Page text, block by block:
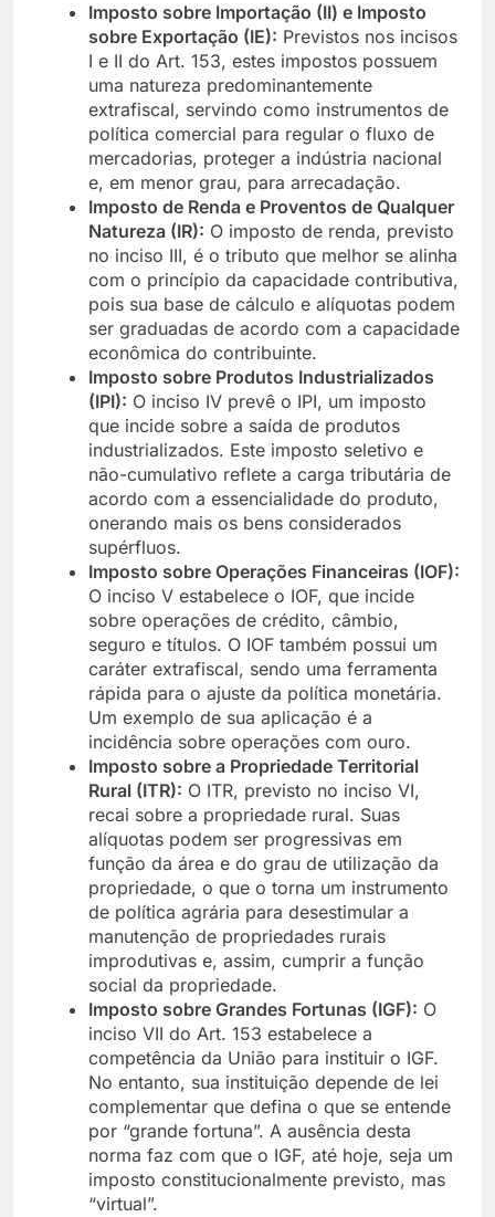
Imposto sobre Importação (II) e Imposto
sobre Exportação (IE): Previstos nos incisos
I e II do Art. 153, estes impostos possuem
uma natureza predominantemente
extrafiscal, servindo como instrumentos de
política comercial para regular o fluxo de
mercadorias, proteger a indústria nacional
e, em menor grau, para arrecadação.
Imposto de Renda e Proventos de Qualquer
Natureza (IR): O imposto de renda, previsto
no inciso III, é o tributo que melhor se alinha
com o princípio da capacidade contributiva,
pois sua base de cálculo e alíquotas podem
ser graduadas de acordo com a capacidade
econômica do contribuinte.
Imposto sobre Produtos Industrializados
(IPI): O inciso IV prevê o IPI, um imposto
que incide sobre a saída de produtos
industrializados. Este imposto seletivo e
não-cumulativo reflete a carga tributária de
acordo com a essencialidade do produto,
onerando mais os bens considerados
supérfluos.
Imposto sobre Operações Financeiras (IOF):
O inciso V estabelece o IOF, que incide
sobre operações de crédito, câmbio,
seguro e títulos. O IOF também possui um
caráter extrafiscal, sendo uma ferramenta
rápida para o ajuste da política monetária.
Um exemplo de sua aplicação é a
incidência sobre operações com ouro.
Imposto sobre a Propriedade Territorial
Rural (ITR): O ITR, previsto no inciso VI,
recai sobre a propriedade rural. Suas
alíquotas podem ser progressivas em
função da área e do grau de utilização da
propriedade, o que o torna um instrumento
de política agrária para desestimular a
manutenção de propriedades rurais
improdutivas e, assim, cumprir a função
social da propriedade.
Imposto sobre Grandes Fortunas (IGF): O
inciso VII do Art. 153 estabelece a
competência da União para instituir o IGF.
No entanto, sua instituição depende de lei
complementar que defina o que se entende
por “grande fortuna”. A ausência desta
norma faz com que o IGF, até hoje, seja um
imposto constitucionalmente previsto, mas
“virtual”.